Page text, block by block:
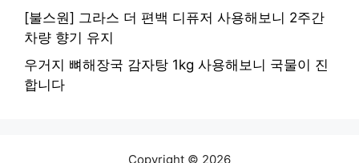
[불스원] 그라스 더 편백 디퓨저 사용해보니 2주간
차량 향기 유지
우거지 뼈해장국 감자탕 1kg 사용해보니 국물이 진
합니다
Copyright © 2026